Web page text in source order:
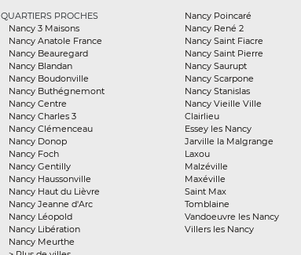
QUARTIERS PROCHES
Nancy 3 Maisons
Nancy Anatole France
Nancy Beauregard
Nancy Blandan
Nancy Boudonville
Nancy Buthégnemont
Nancy Centre
Nancy Charles 3
Nancy Clémenceau
Nancy Donop
Nancy Foch
Nancy Gentilly
Nancy Haussonville
Nancy Haut du Lièvre
Nancy Jeanne d'Arc
Nancy Léopold
Nancy Libération
Nancy Meurthe
Nancy Poincaré
Nancy René 2
Nancy Saint Fiacre
Nancy Saint Pierre
Nancy Saurupt
Nancy Scarpone
Nancy Stanislas
Nancy Vieille Ville
Clairlieu
Essey les Nancy
Jarville la Malgrange
Laxou
Malzéville
Maxéville
Saint Max
Tomblaine
Vandoeuvre les Nancy
Villers les Nancy